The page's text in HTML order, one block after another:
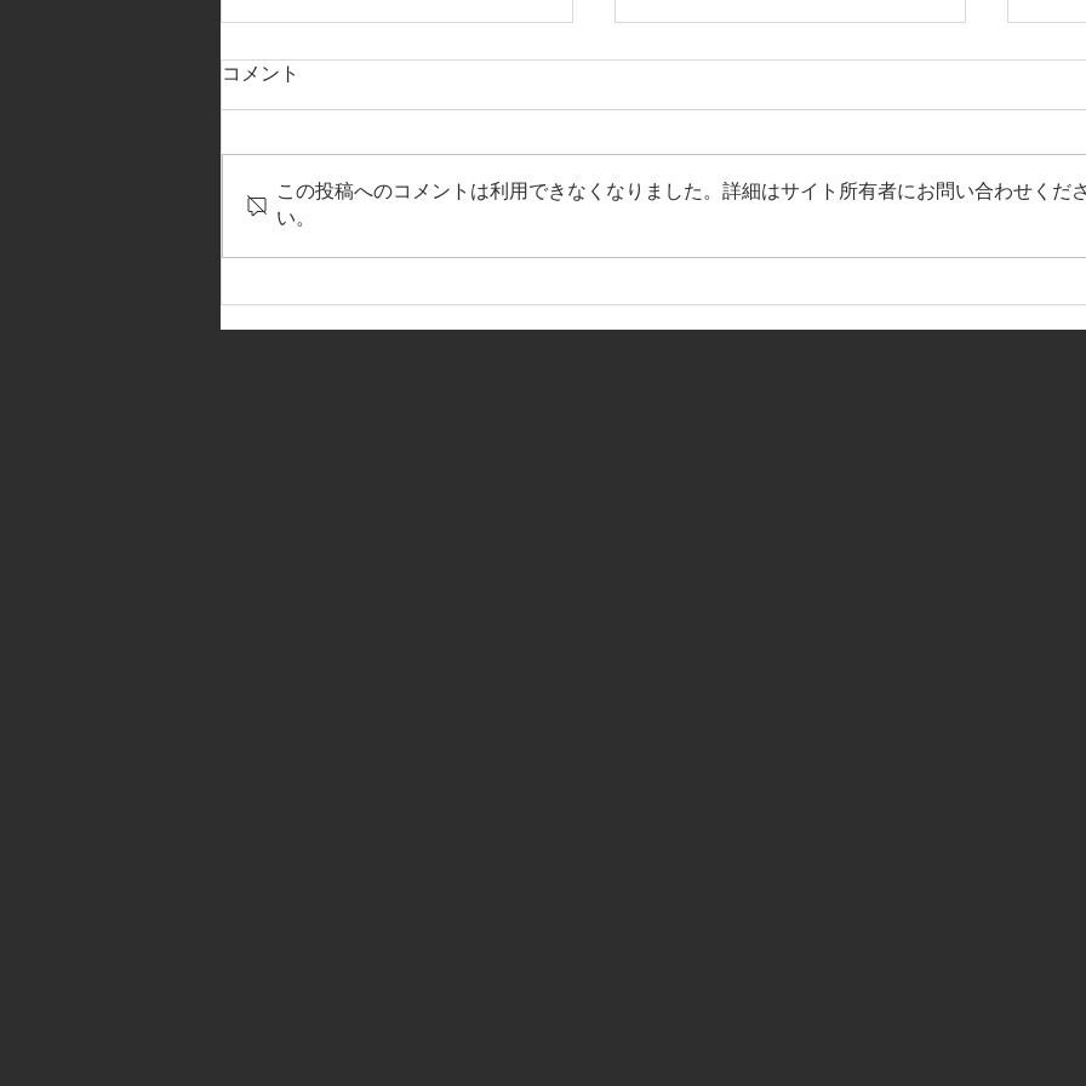
【2021ふぁみりー歯科クリニ
【2021ふぁみりー歯科クリニ
【
コメント
この投稿へのコメントは利用できなくなりました。詳細はサイト所有者にお問い合わせくださ
い。